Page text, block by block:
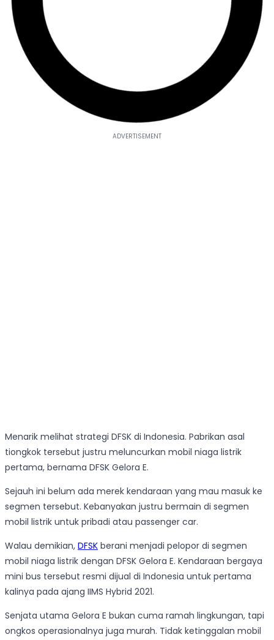
Menarik melihat strategi DFSK di Indonesia. Pabrikan asal
tiongkok tersebut justru meluncurkan mobil niaga listrik
pertama, bernama DFSK Gelora E.
Sejauh ini belum ada merek kendaraan yang mau masuk ke
segmen tersebut. Kebanyakan justru bermain di segmen
mobil listrik untuk pribadi atau passenger car.
Walau demikian, DFSK berani menjadi pelopor di segmen
mobil niaga listrik dengan DFSK Gelora E. Kendaraan bergaya
mini bus tersebut resmi dijual di Indonesia untuk pertama
kalinya pada ajang IIMS Hybrid 2021.
Senjata utama Gelora E bukan cuma ramah lingkungan, tapi
ongkos operasionalnya juga murah. Tidak ketinggalan mobil